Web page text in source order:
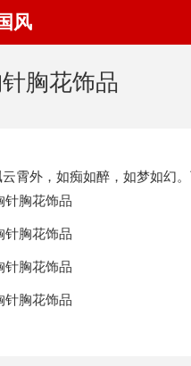
风
胸花饰品
外，如痴如醉，如梦如幻